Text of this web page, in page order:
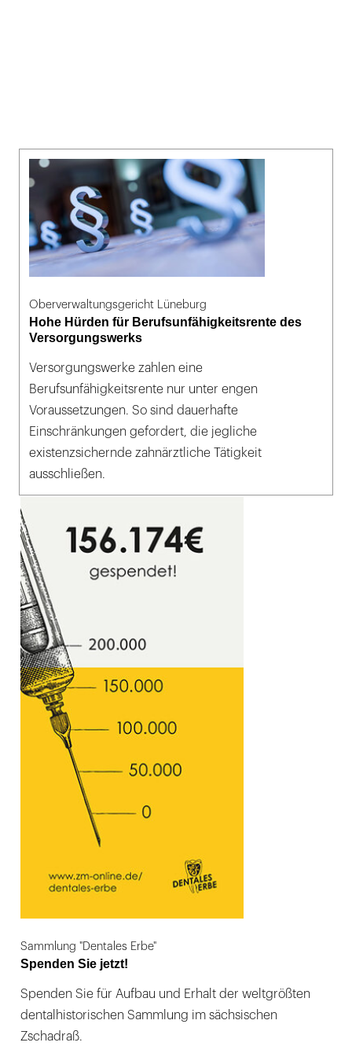
Oberverwaltungsgericht Lüneburg
Hohe Hürden für Berufsunfähigkeitsrente des
Versorgungswerks
Versorgungswerke zahlen eine
Berufsunfähigkeitsrente nur unter engen
Voraussetzungen. So sind dauerhafte
Einschränkungen gefordert, die jegliche
existenzsichernde zahnärztliche Tätigkeit
ausschließen.
Sammlung "Dentales Erbe"
Spenden Sie jetzt!
Spenden Sie für Aufbau und Erhalt der weltgrößten
dentalhistorischen Sammlung im sächsischen
Zschadraß.